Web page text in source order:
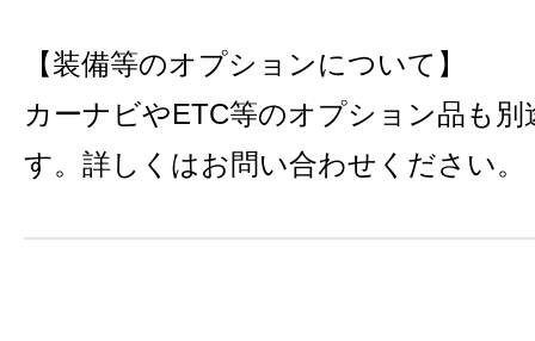
【装備等のオプションについて】
カーナビやETC等のオプション品も
す。詳しくはお問い合わせください。